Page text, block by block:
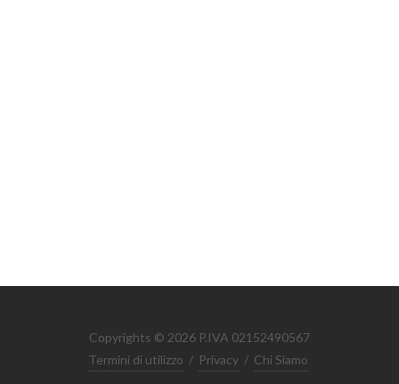
Copyrights © 2026 P.IVA 02152490567
Termini di utilizzo / Privacy / Chi Siamo